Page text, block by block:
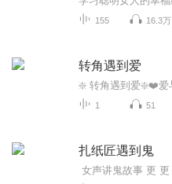
155 16.3万
转角遇到爱
1 51
扎纸匠遇到鬼